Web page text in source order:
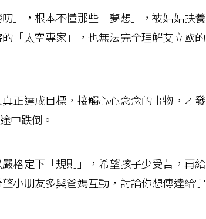
」，根本不懂那些「夢想」，被姑姑扶養
「太空專家」，也無法完全理解艾立歐的
正達成目標，接觸心心念念的事物，才發
中跌倒。
格定下「規則」，希望孩子少受苦，再給
小朋友多與爸媽互動，討論你想傳達給宇